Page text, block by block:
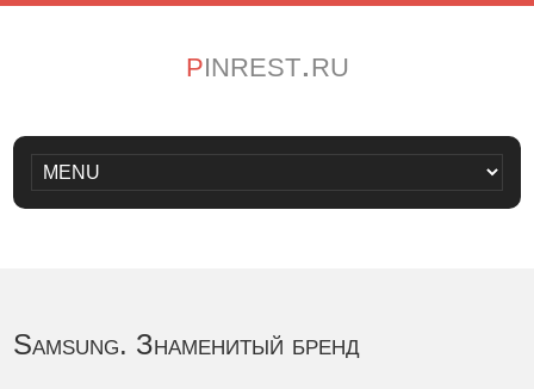
pinrest.ru
Samsung. Знаменитый бренд